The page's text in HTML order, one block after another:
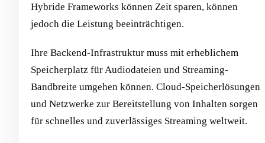
Hybride Frameworks können Zeit sparen, können
jedoch die Leistung beeinträchtigen.
Ihre Backend-Infrastruktur muss mit erheblichem
Speicherplatz für Audiodateien und Streaming-
Bandbreite umgehen können. Cloud-Speicherlösungen
und Netzwerke zur Bereitstellung von Inhalten sorgen
für schnelles und zuverlässiges Streaming weltweit.